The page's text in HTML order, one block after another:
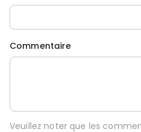
Commentaire
Veuillez noter que les